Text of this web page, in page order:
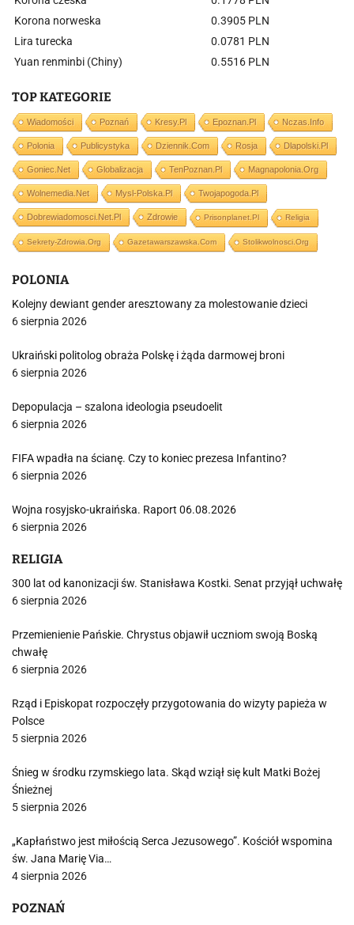
Korona norweska
0.3905 PLN
Lira turecka
0.0781 PLN
Yuan renminbi (Chiny)
0.5516 PLN
TOP KATEGORIE
Wiadomości Poznań Kresy.pl Epoznan.pl Nczas.info
Polonia Publicystyka Dziennik.com Rosja Dlapolski.pl
Goniec.net Globalizacja TenPoznan.pl Magnapolonia.org
Wolnemedia.net Mysl-Polska.pl Twojapogoda.pl
Dobrewiadomosci.net.pl Zdrowie Prisonplanet.pl Religia
Sekrety-Zdrowia.org Gazetawarszawska.com Stolikwolnosci.org
POLONIA
Kolejny dewiant gender aresztowany za molestowanie dzieci
6 sierpnia 2026
Ukraiński politolog obraża Polskę i żąda darmowej broni
6 sierpnia 2026
Depopulacja – szalona ideologia pseudoelit
6 sierpnia 2026
FIFA wpadła na ścianę. Czy to koniec prezesa Infantino?
6 sierpnia 2026
Wojna rosyjsko-ukraińska. Raport 06.08.2026
6 sierpnia 2026
RELIGIA
300 lat od kanonizacji św. Stanisława Kostki. Senat przyjął uchwałę
6 sierpnia 2026
Przemienienie Pańskie. Chrystus objawił uczniom swoją Boską
chwałę
6 sierpnia 2026
Rząd i Episkopat rozpoczęły przygotowania do wizyty papieża w
Polsce
5 sierpnia 2026
Śnieg w środku rzymskiego lata. Skąd wziął się kult Matki Bożej
Śnieżnej
5 sierpnia 2026
„Kapłaństwo jest miłością Serca Jezusowego”. Kościół wspomina
św. Jana Marię Via…
4 sierpnia 2026
POZNAŃ